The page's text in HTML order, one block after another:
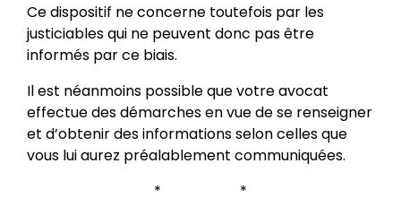
Ce dispositif ne concerne toutefois par les
justiciables qui ne peuvent donc pas être
informés par ce biais.
Il est néanmoins possible que votre avocat
effectue des démarches en vue de se renseigner
et d’obtenir des informations selon celles que
vous lui aurez préalablement communiquées.
* *